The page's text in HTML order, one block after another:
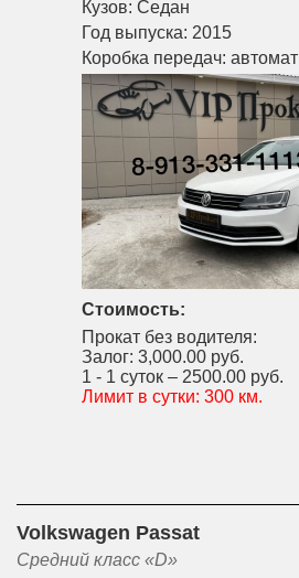
Кузов: Седан
Год выпуска: 2015
Коробка передач: автомат
Стоимость:
Прокат без водителя:
Залог: 3,000.00 руб.
1 - 1 суток – 2500.00 руб.
Лимит в сутки: 300 км.
Volkswagen Passat
Средний класс «D»